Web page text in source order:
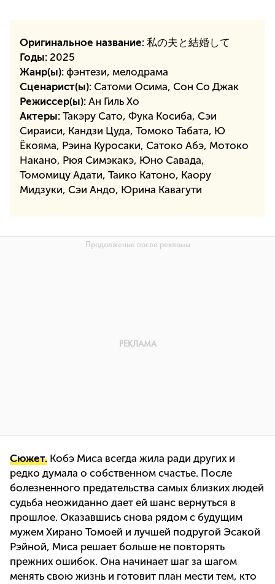
Оригинальное название: 私の夫と結婚して
Годы: 2025
Жанр(ы): фэнтези, мелодрама
Сценарист(ы): Сатоми Осима, Сон Со Джак
Режиссер(ы): Ан Гиль Хо
Актеры: Такэру Сато, Фука Косиба, Сэи
Сираиси, Кандзи Цуда, Томоко Табата, Ю
Ёкояма, Рэина Куросаки, Сатоко Абэ, Мотоко
Накано, Рюя Симэкакэ, Юно Савада,
Томомицу Адати, Таико Катоно, Каору
Мидзуки, Сэи Андо, Юрина Кавагути
Сюжет. Кобэ Миса всегда жила ради других и
редко думала о собственном счастье. После
болезненного предательства самых близких людей
судьба неожиданно дает ей шанс вернуться в
прошлое. Оказавшись снова рядом с будущим
мужем Хирано Томоей и лучшей подругой Эсакой
Рэйной, Миса решает больше не повторять
прежних ошибок. Она начинает шаг за шагом
менять свою жизнь и готовит план мести тем, кто